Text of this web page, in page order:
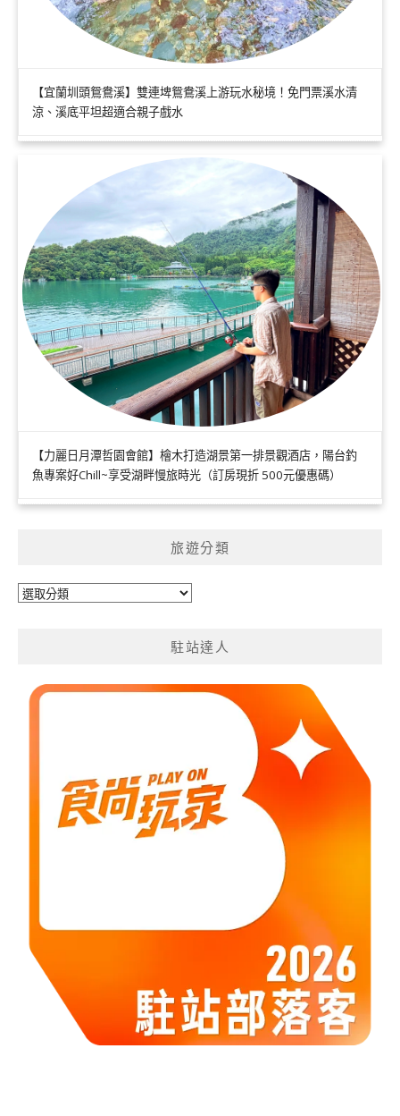
【宜蘭圳頭鴛鴦溪】雙連埤鴛鴦溪上游玩水秘境！免門票溪水清
涼、溪底平坦超適合親子戲水
【力麗日月潭哲園會館】檜木打造湖景第一排景觀酒店，陽台釣
魚專案好Chill~享受湖畔慢旅時光（訂房現折 500元優惠碼）
旅遊分類
旅
駐站達人